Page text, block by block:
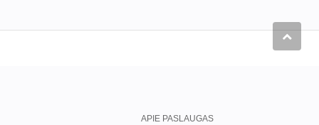
APIE PASLAUGAS